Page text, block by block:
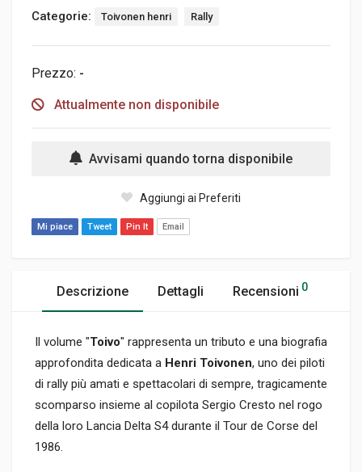
Categorie:
Toivonen henri Rally
Prezzo: -
Attualmente non disponibile
Avvisami quando torna disponibile
Aggiungi ai Preferiti
Mi piace Tweet Pin It Email
Descrizione Dettagli Recensioni 0
Il volume "Toivo" rappresenta un tributo e una biografia
approfondita dedicata a Henri Toivonen, uno dei piloti
di rally più amati e spettacolari di sempre, tragicamente
scomparso insieme al copilota Sergio Cresto nel rogo
della loro Lancia Delta S4 durante il Tour de Corse del
1986.